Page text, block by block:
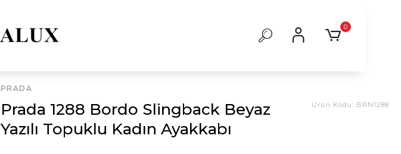
0
PRADA
Prada 1288 Bordo Slingback Beyaz
Yazılı Topuklu Kadın Ayakkabı
Ürün Kodu: BRN1288